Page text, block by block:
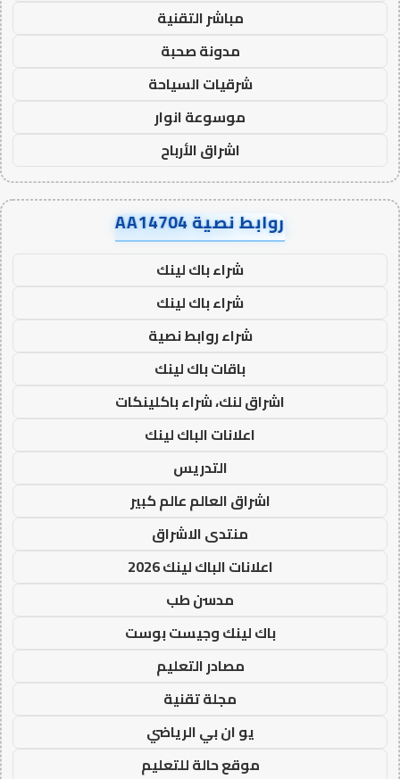
مباشر التقنية
مدونة صحبة
شرقيات السياحة
موسوعة انوار
اشراق الأرباح
روابط نصية AA14704
شراء باك لينك
شراء باك لينك
شراء روابط نصية
باقات باك لينك
اشراق لنك، شراء باكلينكات
اعلانات الباك لينك
التدريس
اشراق العالم عالم كبير
منتدى الاشراق
اعلانات الباك لينك 2026
مدسن طب
باك لينك وجيست بوست
مصادر التعليم
مجلة تقنية
يو ان بي الرياضي
موقع حالة للتعليم